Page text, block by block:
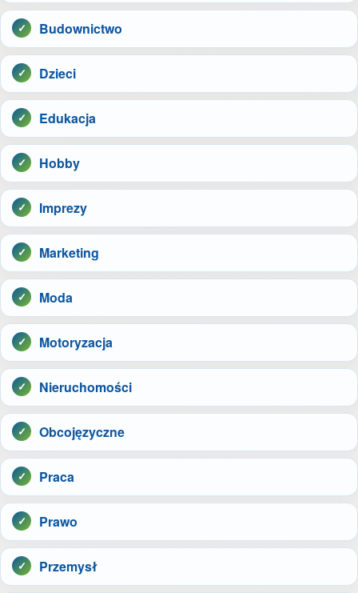
Budownictwo
Dzieci
Edukacja
Hobby
Imprezy
Marketing
Moda
Motoryzacja
Nieruchomości
Obcojęzyczne
Praca
Prawo
Przemysł